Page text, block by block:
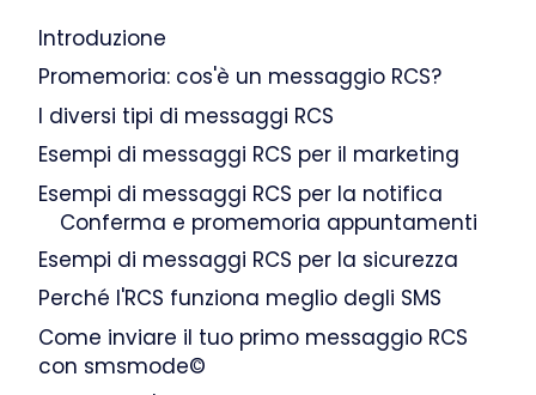
Introduzione
Promemoria: cos'è un messaggio RCS?
I diversi tipi di messaggi RCS
Esempi di messaggi RCS per il marketing
Esempi di messaggi RCS per la notifica
Esempi di messaggi RCS per la sicurezza
Perché l'RCS funziona meglio degli SMS
Come inviare il tuo primo messaggio RCS
con smsmode©
Tramite l'API RCS